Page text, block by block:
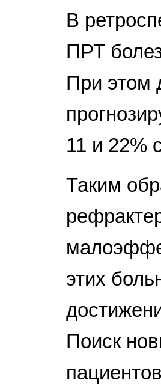
В
ПРТ
При этом
11 и 22%
Таким
этих
Поиск